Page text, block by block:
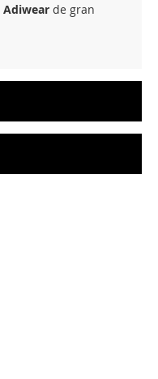
Adiwear de gran